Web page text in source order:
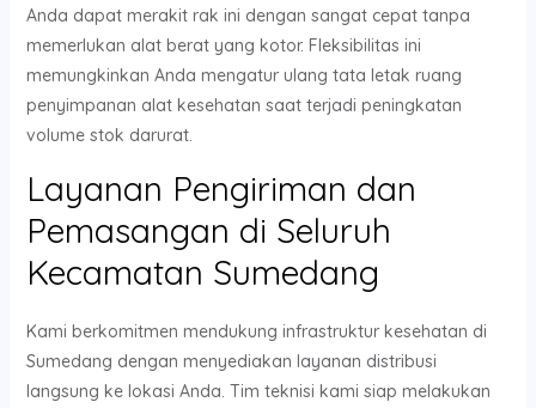
Anda dapat merakit rak ini dengan sangat cepat tanpa
memerlukan alat berat yang kotor. Fleksibilitas ini
memungkinkan Anda mengatur ulang tata letak ruang
penyimpanan alat kesehatan saat terjadi peningkatan
volume stok darurat.
Layanan Pengiriman dan
Pemasangan di Seluruh
Kecamatan Sumedang
Kami berkomitmen mendukung infrastruktur kesehatan di
Sumedang dengan menyediakan layanan distribusi
langsung ke lokasi Anda. Tim teknisi kami siap melakukan